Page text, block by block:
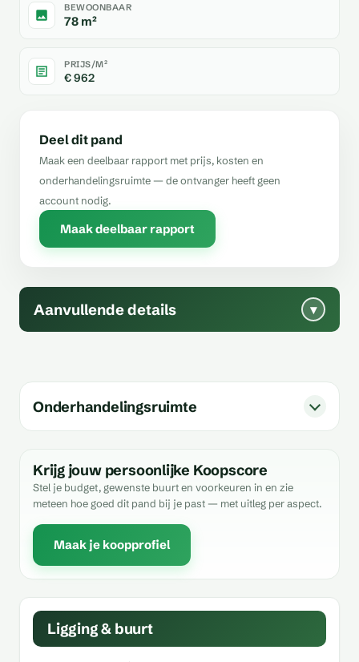
BEWOONBAAR
78 m²
PRIJS/M²
€ 962
Deel dit pand
Maak een deelbaar rapport met prijs, kosten en
onderhandelingsruimte — de ontvanger heeft geen
account nodig.
Maak deelbaar rapport
Aanvullende details ▾
Onderhandelingsruimte
Krijg jouw persoonlijke Koopscore
Stel je budget, gewenste buurt en voorkeuren in en zie
meteen hoe goed dit pand bij je past — met uitleg per aspect.
Maak je koopprofiel
Ligging & buurt